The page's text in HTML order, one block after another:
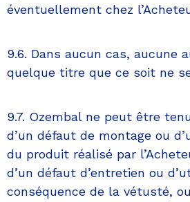
éventuellement chez
9.6. Dans aucun cas, aucune
quelque titre que ce soit ne
9.7. Ozembal ne peut être
d’un défaut de montage ou
du produit réalisé par
d’un défaut d’entretien ou
conséquence de la vétusté,